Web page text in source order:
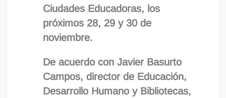
Ciudades Educadoras, los
próximos 28, 29 y 30 de
noviembre.
De acuerdo con Javier Basurto
Campos, director de Educación,
Desarrollo Humano y Bibliotecas,